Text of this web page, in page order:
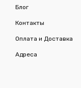
Блог
Контакты
Оплата и Доставка
Адреса